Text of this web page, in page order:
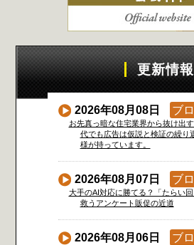
更新情報
2026年08月08日 ブ
お先真っ暗な住宅業界から抜け出
代でも広告は仮説と検証の繰り
様が持っています。
2026年08月07日 ブ
大手のAI対応に勝てる？「たらい
救うアンケート販促の近道
2026年08月06日 ブ